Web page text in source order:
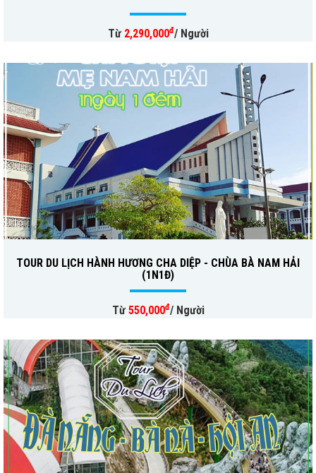
Từ 2,290,000đ/ Người
TOUR DU LỊCH HÀNH HƯƠNG CHA DIỆP - CHÙA BÀ NAM HẢI
(1N1Đ)
Từ 550,000đ/ Người